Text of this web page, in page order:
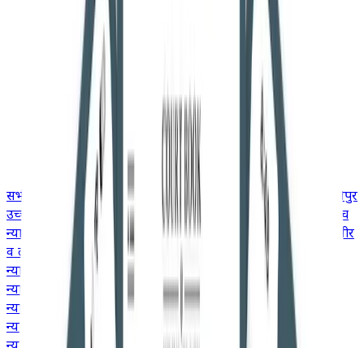
सभी उच्च न्यायालयगुजरात उच्च न्यायालय उत्तराखंड उच्च न्यायालय
मणिपुर
उच्च न्यायालय मद्रास उच्च न्यायालय मध्य प्रदेश उच्च न्यायालय
केरल उच्च
न्यायालय
कर्नाटक उच्च न्यायालय झारखंड उच्च न्यायालय
जम्मू और कश्मीर
व लद्दाख उच्च न्यायालय
हिमाचल प्रदेश उच्च न्यायालय
मेघालय उच्च
न्यायालय
गुवाहाटी उच्च न्यायालय दिल्ली उच्च न्यायालय
छत्तीसगढ़ उच्च
न्यायालय
कलकत्ता उच्च न्यायालयबॉम्बे उच्च न्यायालय
आंध्र प्रदेश उच्च
न्यायालय
इलाहाबाद उच्च न्यायालयओडिशा उच्च न्यायालय
पटना उच्च
न्यायालय
पंजाब और हरियाणा उच्च न्यायालय
न्यायालय
तेलंगाना उच्च न्यायालय